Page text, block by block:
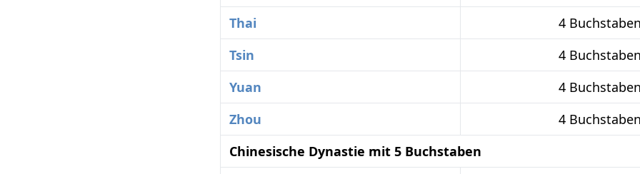
Thai
4 Buchstaben
Tsin
4 Buchstaben
Yuan
4 Buchstaben
Zhou
4 Buchstaben
Chinesische Dynastie mit 5 Buchstaben